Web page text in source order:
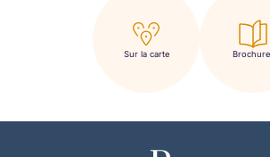
Sur la carte